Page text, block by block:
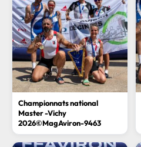
Championnats national
Master -Vichy
2026©MagAviron-9463